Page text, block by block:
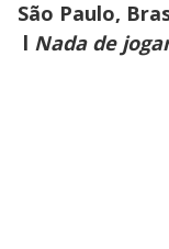
São Paulo,
l Nada de